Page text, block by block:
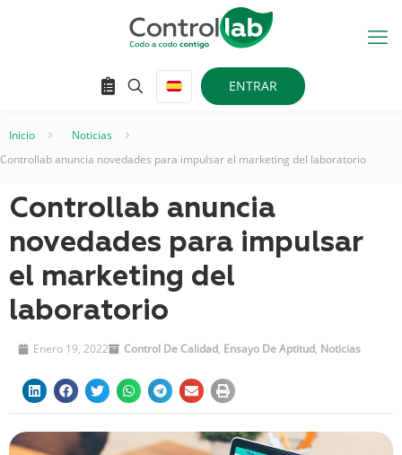
ENTRAR
Inicio Noticias
Controllab anuncia novedades para impulsar el marketing del laboratorio
Controllab anuncia
novedades para impulsar
el marketing del
laboratorio
Enero 19, 2022 Control De Calidad, Ensayo De Aptitud, Noticias